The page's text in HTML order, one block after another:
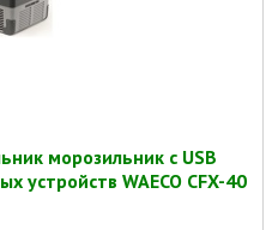
морозильник с USB
устройств WAECO CFX-40